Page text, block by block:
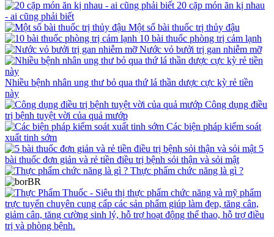
20 cặp món ăn kị nhau
- ai cũng phải biết
Một số bài thuốc trị thủy đậu
10 bài thuốc phòng trị cảm lạnh
Nước vỏ bưởi trị gan nhiễm mỡ
Nhiều bệnh nhân ung thư bỏ qua thứ lá thần dược cực kỳ rẻ tiền
này
Công dụng điều
trị bệnh tuyệt vời của quả mướp
Các biện pháp kiểm soát
xuất tinh sớm
5
bài thuốc đơn giản và rẻ tiền điều trị bệnh sỏi thận và sỏi mật
Thực phẩm chức năng là gì ?